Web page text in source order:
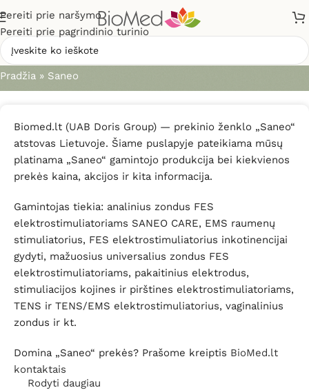
Pereiti prie naršymo
Pereiti prie pagrindinio turinio
Saneo
Pradžia » Saneo
Biomed.lt (UAB Doris Group) — prekinio ženklo „Saneo“
atstovas Lietuvoje. Šiame puslapyje pateikiama mūsų
platinama „Saneo“ gamintojo produkcija bei kiekvienos
prekės kaina, akcijos ir kita informacija.
Gamintojas tiekia: analinius zondus FES
elektrostimuliatoriams SANEO CARE, EMS raumenų
stimuliatorius, FES elektrostimuliatorius inkotinencijai
gydyti, mažuosius universalius zondus FES
elektrostimuliatoriams, pakaitinius elektrodus,
stimuliacijos kojines ir pirštines elektrostimuliatoriams,
TENS ir TENS/EMS elektrostimuliatorius, vaginalinius
zondus ir kt.
Domina „Saneo“ prekės? Prašome kreiptis BioMed.lt
kontaktais
Rodyti daugiau